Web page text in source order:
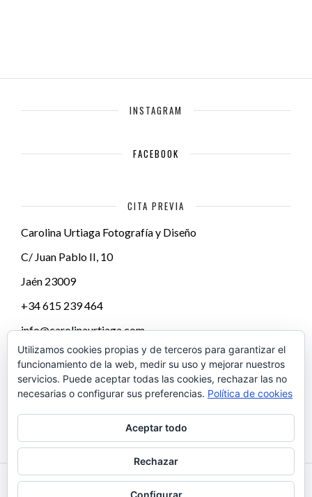
INSTAGRAM
FACEBOOK
CITA PREVIA
Carolina Urtiaga Fotografía y Diseño
C/ Juan Pablo II, 10
Jaén 23009
+34 615 239 464
info@carolinaurtiaga.com
Utilizamos cookies propias y de terceros para garantizar el
funcionamiento de la web, medir su uso y mejorar nuestros
servicios. Puede aceptar todas las cookies, rechazar las no
necesarias o configurar sus preferencias. Política de cookies
Aceptar todo
Rechazar
Configurar